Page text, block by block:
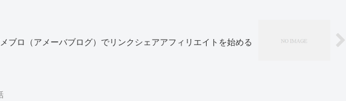
ブロ（アメーバブログ）でリンクシェアアフィリエイトを始める